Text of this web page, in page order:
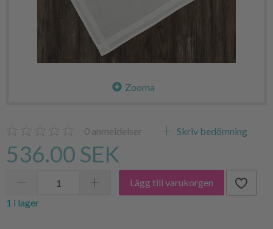
Zooma
0 anmeldelser Skriv bedömning
536.00 SEK
Lägg till varukorgen
1 i lager